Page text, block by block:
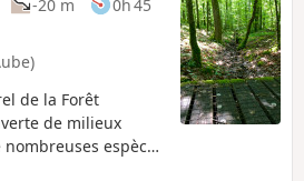
-20 m
0h 45
de la Forêt
de milieux
espèces